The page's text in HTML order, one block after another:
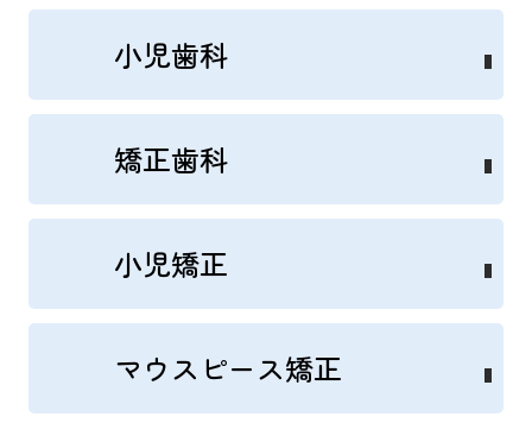
小児歯科
矯正歯科
小児矯正
マウスピース矯正